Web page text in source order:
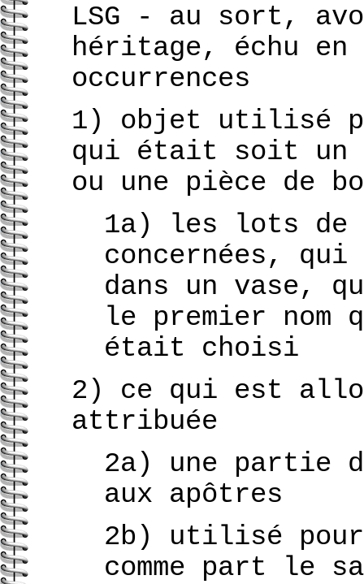
LSG - au sort,
héritage, échu
occurrences
1) objet utilisé
qui était soit un
ou une pièce de
1a) les lots de
concernées,
dans un vase,
le premier nom
était choisi
2) ce qui est
attribuée
2a) une partie
aux apôtres
2b) utilisé
comme part le